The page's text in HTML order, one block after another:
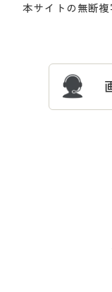
プレゼント＆キャンペ
会員登録・お客様情報
本サイトの無断